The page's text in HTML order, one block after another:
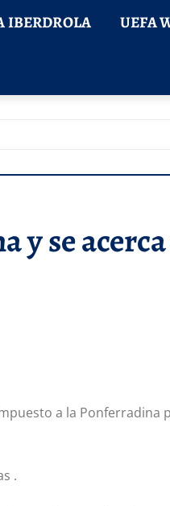
IBERDROLA UEFA
y se
a la Ponferradina
.